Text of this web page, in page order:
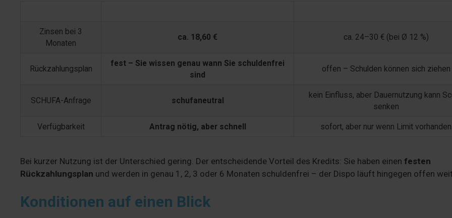
Zinsen bei 3
Monaten
ca. 18,60 € ca. 24–30 € (bei Ø 12 %)
Rückzahlungsplan
fest – Sie wissen genau wann Sie schuldenfrei
sind
offen – Schulden können sich ziehen
SCHUFA-Anfrage schufaneutral
kein Einfluss, aber Dauernutzung kann
senken
Verfügbarkeit Antrag nötig, aber schnell sofort, aber nur wenn Limit vorhanden
Bei kurzer Nutzung ist der Unterschied gering. Der entscheidende Vorteil des Kredits: Sie haben einen festen
Rückzahlungsplan und werden in genau 1, 2, 3 oder 6 Monaten schuldenfrei – der Dispo läuft hingegen offen
Konditionen auf einen Blick